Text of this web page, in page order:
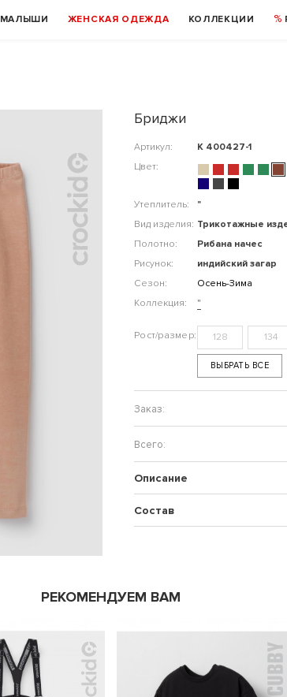
МАЛЫШИ ЖЕНСКАЯ ОДЕЖДА КОЛЛЕКЦИИ
Бриджи
Артикул:
К 400427-1
Цвет:
Утеплитель:
"
Вид изделия: Трикотажные
Полотно:
Рибана начес
Рисунок:
индийский загар
Сезон:
Осень-Зима
Коллекция:
"
128 134
ВЫБРАТЬ ВСЕ
Описание
Состав
РЕКОМЕНДУЕМ ВАМ